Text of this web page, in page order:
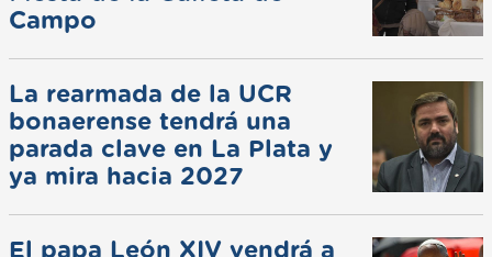
Campo
La rearmada de la UCR
bonaerense tendrá una
parada clave en La Plata y
ya mira hacia 2027
El papa León XIV vendrá a